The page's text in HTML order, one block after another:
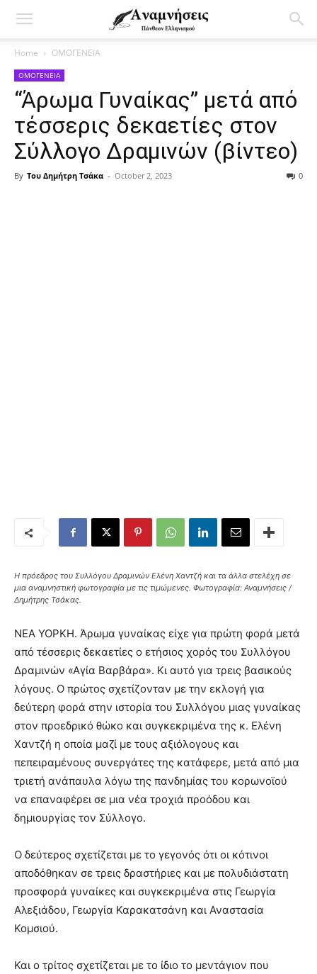
Home ΟΜΟΓΕΝΕΙΑ
ΟΜΟΓΕΝΕΙΑ
“Άρωμα Γυναίκας” μετά από
τέσσερις δεκαετίες στον
Σύλλογο Δραμινών (βίντεο)
By Του Δημήτρη Τσάκα - October 2, 2023 0
Η πρόεδρος του Συλλόγου Δραμινών Ελένη Χαντζή και τα άλλα στελέχη σε
μια αναμνηστική φωτογραφία με τις τιμώμενες. Φωτογραφία: Αναμνήσεις /
Δημήτρης Τσάκας.
ΝΕΑ ΥΟΡΚΗ. Άρωμα γυναίκας είχε για πρώτη φορά μετά
από τέσσερις δεκαετίες ο ετήσιος χορός του Συλλόγου
Δραμινών «Αγία Βαρβάρα». Κι αυτό για τρεις βασικούς
λόγους. Ο πρώτος σχετίζονταν με την εκλογή για
δεύτερη φορά στην ιστορία του Συλλόγου μιας γυναίκας
στον προεδρικό θώκο και συγκεκριμένα της κ. Ελένη
Χαντζή η οποία μαζί με τους αξιόλογους και
πεπειραμένους συνεργάτες της κατάφερε, μετά από μια
τριετή ανάπαυλα λόγω της πανδημίας του κορωνοϊού
να επαναφέρει σε μια νέα τροχιά προόδου και
δημιουργίας τον Σύλλογο.
Ο δεύτερος σχετίζεται με το γεγονός ότι οι κότινοι
αποδόθηκαν σε τρεις δραστήριες και με πολυδιάστατη
προσφορά γυναίκες και συγκεκριμένα στις Γεωργία
Αλεξιάδου, Γεωργία Καρακατσάνη και Αναστασία
Κομσιού.
Και ο τρίτος σχετίζεται με το ίδιο το μεντάγιον που